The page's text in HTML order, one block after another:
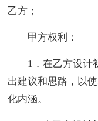
乙方；
甲方权利：
1．在乙方设计
出建议和思路，以
化内涵。